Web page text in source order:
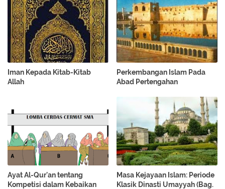
Iman Kepada Kitab-Kitab
Allah
Perkembangan Islam Pada
Abad Pertengahan
Ayat Al-Qur'an tentang
Kompetisi dalam Kebaikan
Masa Kejayaan Islam: Periode
Klasik Dinasti Umayyah (Bag.